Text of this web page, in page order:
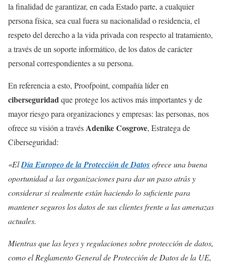
la finalidad de garantizar, en cada Estado parte, a cualquier
persona física, sea cual fuera su nacionalidad o residencia, el
respeto del derecho a la vida privada con respecto al tratamiento,
a través de un soporte informático, de los datos de carácter
personal correspondientes a su persona.
En referencia a esto, Proofpoint, compañía líder en
ciberseguridadque protege los activos más importantes y de
mayor riesgo para organizaciones y empresas: las personas, nos
ofrece su visión a travésAdenike Cosgrove, Estratega de
Ciberseguridad:
«ElDía Europeo de la Protección de Datosofrece una buena
oportunidad a las organizaciones para dar un paso atrás y
considerar si realmente están haciendo lo suficiente para
mantener seguros los datos de sus clientes frente a las amenazas
actuales.
Mientras que las leyes y regulaciones sobre protección de datos,
como el Reglamento General de Protección de Datos de la UE,